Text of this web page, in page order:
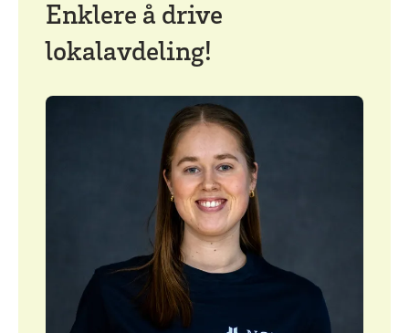
Enklere å drive
lokalavdeling!